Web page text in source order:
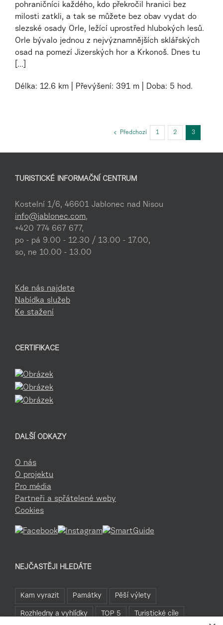
pohraničníci každého, kdo překročil hranici bez
milosti zatkli, a tak se můžete bez obav vydat do
slezské osady Orle, ležící uprostřed hlubokých lesů.
Orle bývalo jednou z nejvýznamnějších sklářských
osad na pomezí Jizerských hor a Krkonoš. Dnes tu
[...]
Délka: 12.6 km Převýšení: 391 m Doba: 5 hod.
Předchozí 1 2 3
TURISTICKÉ INFORMAČNÍ CENTRUM
Kostelní 1/6, 46601 Jablonec nad Nisou
info@jablonec.com,
+420 774 667 677,
po - pá 9.00 - 12.30 / 13.00 - 17.00,
so, ne 10.00 - 13.00
Kde nás najdete
Nabídka služeb
Ke stažení
CERTIFIKACE
DALŠÍ ODKAZY
O nás
O projektu
Pro média
Partneři a spřátelené weby
Cookies
NEJČASTĚJI HLEDÁTE
Kam vyrazit Památky Pěší výlety
Rozhledny a vyhlídky TOP 5 Turistické cíle